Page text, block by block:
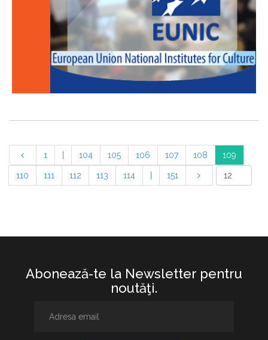
1 104 105 106 107 108 109
110 111 112 113 114 151
Abonează-te la Newsletter pentru
noutăţi.